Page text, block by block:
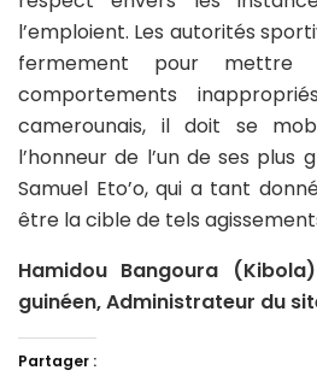
l’emploient. Les autorités
fermement pour
comportements
camerounais, il doit se
l’honneur de l’un de ses plus
Samuel Eto’o, qui a tant
être la cible de tels
Hamidou Bangoura
guinéen, Administrateur du
Partager :